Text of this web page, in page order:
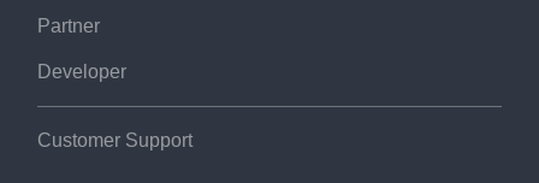
Partner
Developer
Customer Support